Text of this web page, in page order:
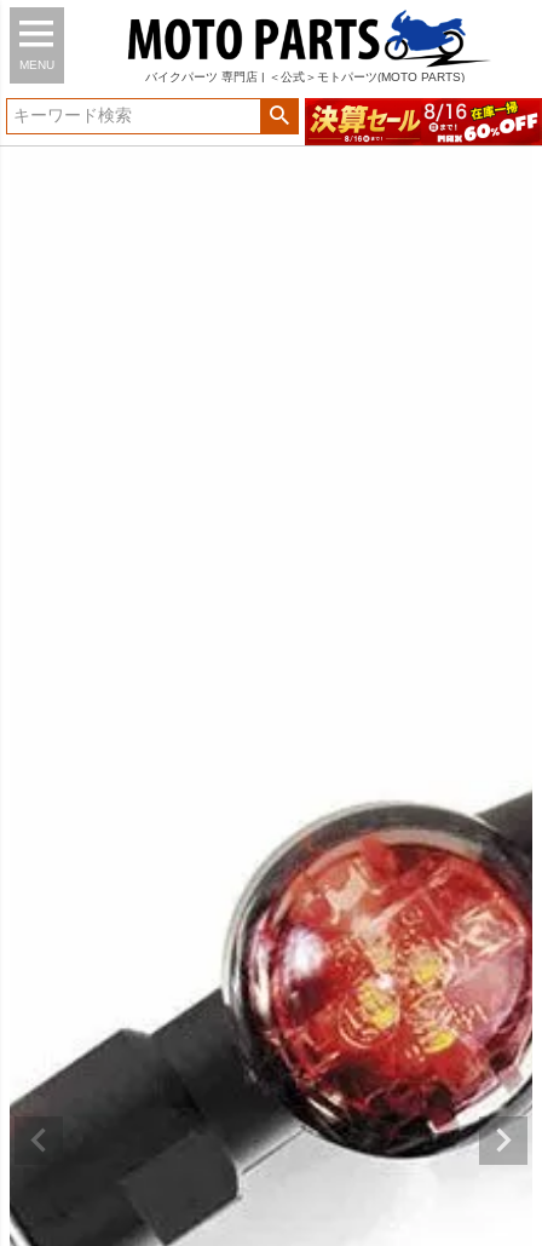
MENU
バイク パーツ 専門店 | ＜公式＞モトパーツ(MOTO PARTS)